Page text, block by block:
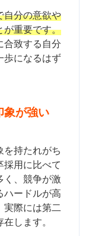
自分の意欲や
が重要です。
合致する自分
歩になるはず
象が強い
を持たれがち
採用に比べて
く、競争が激
ハードルが高
実際には第二
します。